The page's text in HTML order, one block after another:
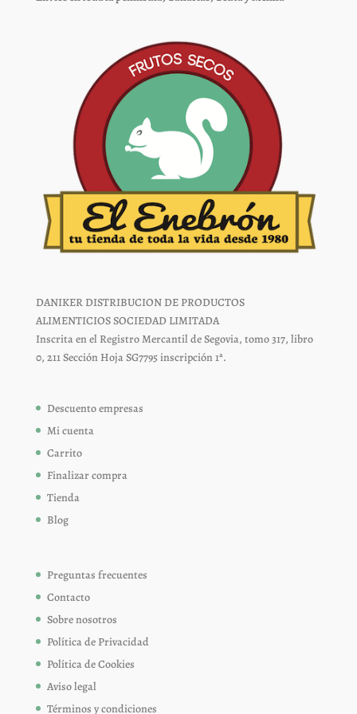
página
de
DANIKER DISTRIBUCION DE PRODUCTOS
ALIMENTICIOS SOCIEDAD LIMITADA
Inscrita en el Registro Mercantil de Segovia, tomo 317, libro
0, 211 Sección Hoja SG7795 inscripción 1ª.
Descuento empresas
Mi cuenta
Carrito
Finalizar compra
Tienda
Blog
Preguntas frecuentes
Contacto
Sobre nosotros
Política de Privacidad
Política de Cookies
Aviso legal
Términos y condiciones